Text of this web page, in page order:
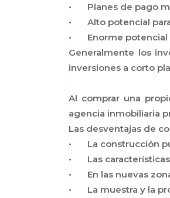
•
Planes de pago
•
Alto potencial
•
Enorme
Generalmente los
inversiones a corto
Al comprar una
agencia inmobiliaria
Las desventajas de
•
La construcción
•
Las
•
En las nuevas
•
La muestra y la